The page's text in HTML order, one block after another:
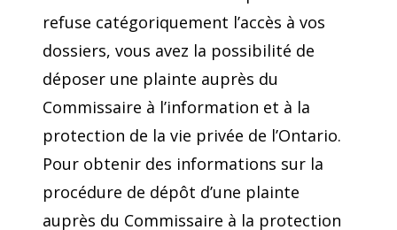
refuse catégoriquement l’accès à vos
dossiers, vous avez la possibilité de
déposer une plainte auprès du
Commissaire à l’information et à la
protection de la vie privée de l’Ontario.
Pour obtenir des informations sur la
procédure de dépôt d’une plainte
auprès du Commissaire à la protection